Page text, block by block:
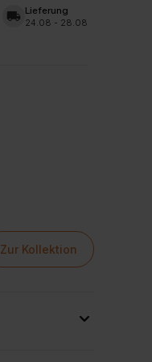
local_shipping Lieferung
24.08 - 28.08
Zur Kollektion